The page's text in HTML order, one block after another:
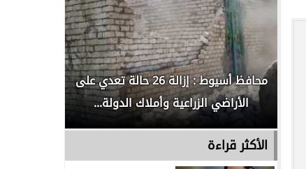
محافظ أسيوط : إزالة 26 حالة تعدي على
الأراضي الزراعية وأملاك الدولة...
الأكثر قراءة